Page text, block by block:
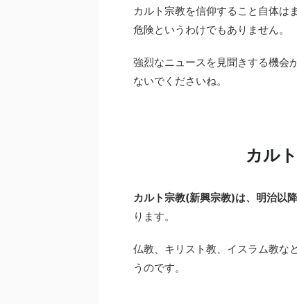
カルト宗教を信仰すること自体は
危険というわけでもありません。
強烈なニュースを見聞きする機会
ないでくださいね。
カル
カルト宗教(新興宗教)は、明治以
ります。
仏教、キリスト教、イスラム教な
うのです。